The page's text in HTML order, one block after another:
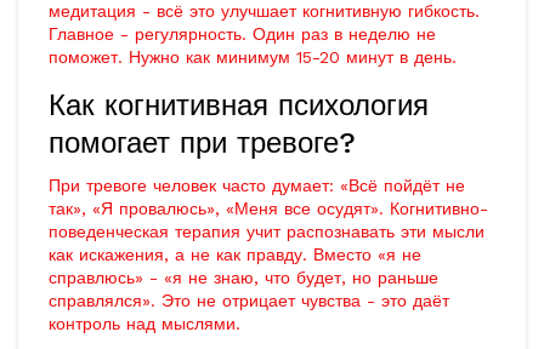
медитация - всё это улучшает когнитивную гибкость.
Главное - регулярность. Один раз в неделю не
поможет. Нужно как минимум 15-20 минут в день.
Как когнитивная психология
помогает при тревоге?
При тревоге человек часто думает: «Всё пойдёт не
так», «Я провалюсь», «Меня все осудят». Когнитивно-
поведенческая терапия учит распознавать эти мысли
как искажения, а не как правду. Вместо «я не
справлюсь» - «я не знаю, что будет, но раньше
справлялся». Это не отрицает чувства - это даёт
контроль над мыслями.